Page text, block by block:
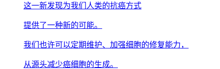
这一新发现为我们人类的抗癌方式
提供了一种新的可能。
我们也许可以定期维护、加强细胞的修复能力，
从源头减少癌细胞的生成。